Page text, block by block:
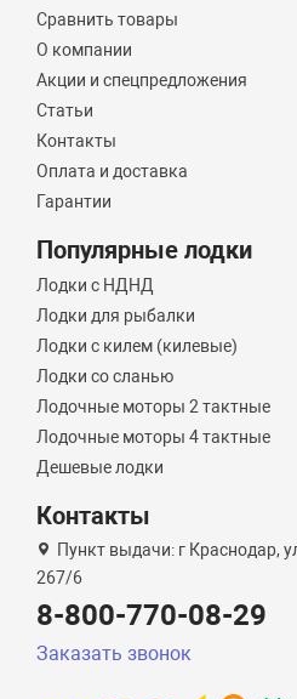
Сравнить товары
О компании
Акции и спецпредложения
Статьи
Контакты
Оплата и доставка
Гарантии
Популярные лодки
Лодки с НДНД
Лодки для рыбалки
Лодки с килем (килевые)
Лодки со сланью
Лодочные моторы 2 тактные
Лодочные моторы 4 тактные
Дешевые лодки
Контакты
Пункт выдачи: г Краснодар,
267/6
8-800-770-08-29
Заказать звонок